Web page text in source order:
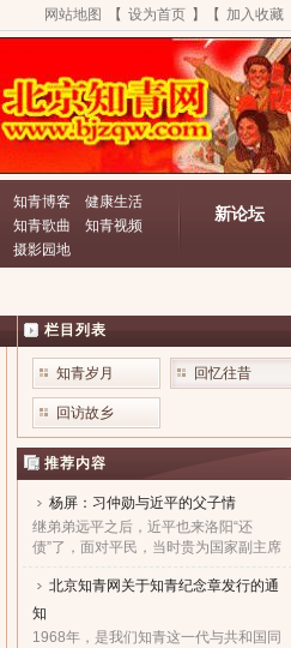
网站地图 【 设为首页 】【 加入收藏
知青博客
健康生活
知青歌曲
知青视频
摄影园地
新论坛
栏目列表
知青岁月 回忆往昔
回访故乡
推荐内容
杨屏：习仲勋与近平的父子情
继弟弟远平之后，近平也来洛阳“还
债”了，面对平民，当时贵为国家副主席
的他，几乎90度的庄严一躬，鞠出了习
家父子对天下老百姓的良心！也鞠出了
习仲勋与近平撼人心魄的父......
北京知青网关于知青纪念章发行的通
知
1968年，是我们知青这一代与共和国同